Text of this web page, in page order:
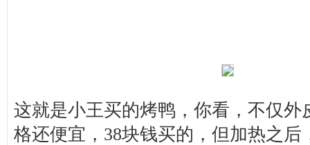
这就是小王买的烤鸭，你看，不仅外
格还便宜，38块钱买的，但加热之后